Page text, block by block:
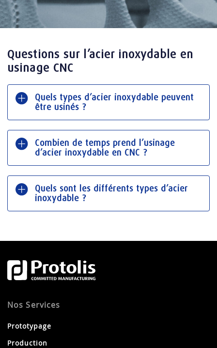
Questions sur l’acier inoxydable en
usinage CNC
Quels types d’acier inoxydable peuvent
être usinés ?
Combien de temps prend l’usinage
d’acier inoxydable en CNC ?
Quels sont les différents types d’acier
inoxydable ?
Nos Services
Prototypage
Production